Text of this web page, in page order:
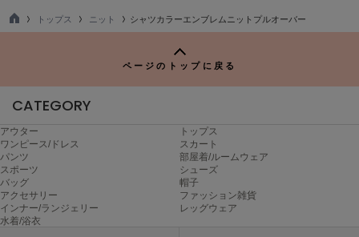
Philly chocolate
フィリーチョコレート
poláura
ポローラ
PUMA
プーマ
TO
トップス ニット シャツカラーエンブレムニットプルオーバー
ページのトップに戻る
CATEGORY
アウター
トップス
ワンピース/ドレス
スカート
パンツ
部屋着/ルームウェア
スポーツ
シューズ
バッグ
帽子
アクセサリー
ファッション雑貨
インナー/ランジェリー
レッグウェア
水着/浴衣